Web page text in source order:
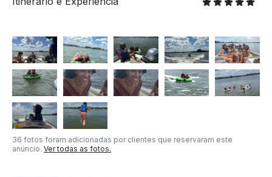
36 fotos foram adicionadas por clientes que reservaram este
anúncio. Ver todas as fotos.